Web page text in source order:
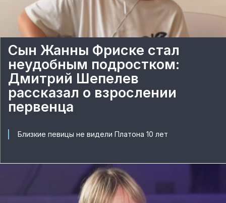
Сын Жанны Фриске стал
неудобным подростком:
Дмитрий Шепелев
рассказал о взрослении
первенца
Близкие певицы не видели Платона 10 лет